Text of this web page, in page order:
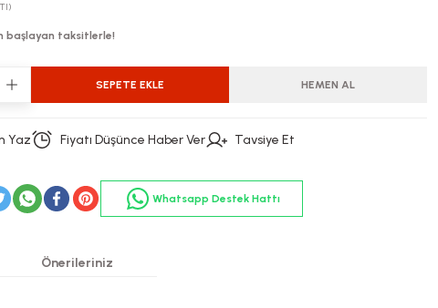
başlayan taksitlerle!
SEPETE EKLE HEMEN AL
Yaz Fiyatı Düşünce Haber Ver Tavsiye Et
Whatsapp Destek Hattı
Önerileriniz